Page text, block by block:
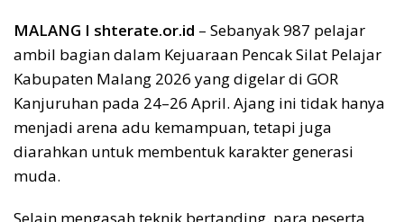
MALANG I shterate.or.id – Sebanyak 987 pelajar
ambil bagian dalam Kejuaraan Pencak Silat Pelajar
Kabupaten Malang 2026 yang digelar di GOR
Kanjuruhan pada 24–26 April. Ajang ini tidak hanya
menjadi arena adu kemampuan, tetapi juga
diarahkan untuk membentuk karakter generasi
muda.